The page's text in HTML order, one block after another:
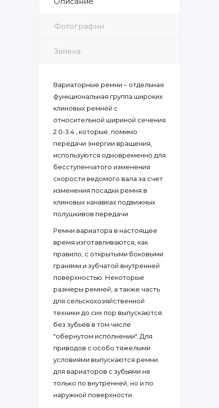
Фотографии
Заявка
Вариаторные ремни – отдельная
функциональная группа широких
клиновых ремней с
относительной шириной сечения
2.0-3.4 , которые, помимо
передачи энергии вращения,
используются одновременно для
бесступенчатого изменения
скорости ведомого вала за счет
изменения посадки ремня в
клиновых канавках подвижных
полушкивов передачи.
Ремни вариатора в настоящее
время изготавливаются, как
правило, с открытыми боковыми
гранями и зубчатой внутренней
поверхностью. Некоторые
размеры ремней, а также часть
для сельскохозяйственной
техники до сих пор выпускаются
без зубьев в том числе
"обернутом исполнении". Для
приводов с особо тяжелыми
условиями выпускаются ремни
для вариаторов с зубьями не
только по внутренней, но и по
наружной поверхности.